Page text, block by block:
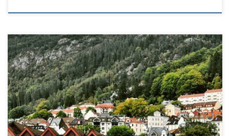
HAZ TU RESERVA DE VACACIONES DE VERANO SIN GASTOS DE
ANULACIÓN* Fiordos Noruegos desde el 1 de jun al 8 de jun Día 1:
Madrid – Oslo. REGIMEN Alojamiento. Día 2: Oslo. Un día entre la
modernidad europea y la tradición noruega REGIMEN Desayuno.
Almuerzo. Cena Después del desayuno, tendremos […]